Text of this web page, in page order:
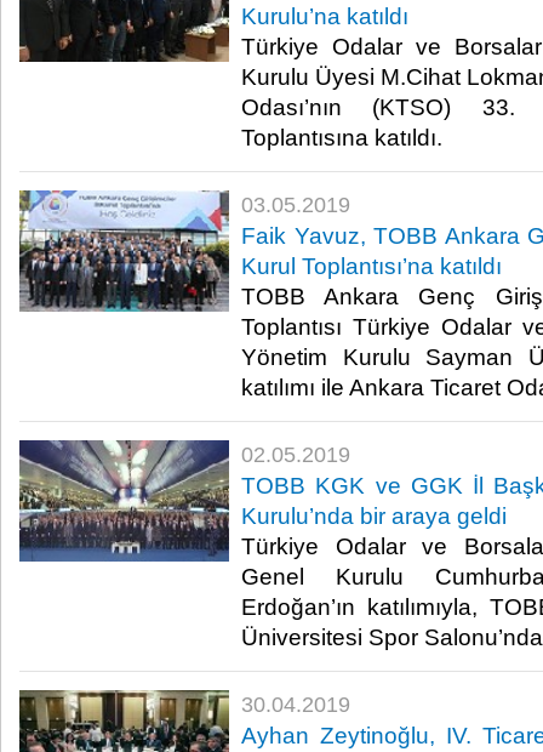
Kurulu’na katıldı
Türkiye Odalar ve
Kurulu Üyesi M.Cihat
Odası’nın (KTSO)
Toplantısına katıldı.​
03.05.2019
Faik Yavuz, TOBB Ankara
Kurul Toplantısı’na katıldı
TOBB Ankara Genç
Toplantısı Türkiye Odalar
Yönetim Kurulu Sayman
katılımı ile Ankara Ticaret
02.05.2019
TOBB KGK ve GGK İl
Kurulu’nda bir araya geldi
Türkiye Odalar ve
Genel Kurulu
Erdoğan’ın katılımıyla,
Üniversitesi Spor
30.04.2019
Ayhan Zeytinoğlu, IV.